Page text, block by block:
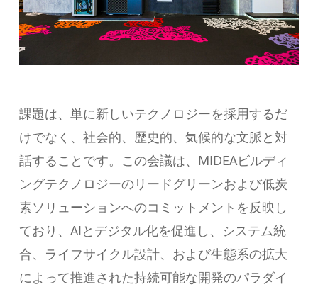
課題は、単に新しいテクノロジーを採用するだ
けでなく、社会的、歴史的、気候的な文脈と対
話することです。この会議は、MIDEAビルディ
ングテクノロジーのリードグリーンおよび低炭
素ソリューションへのコミットメントを反映し
ており、AIとデジタル化を促進し、システム統
合、ライフサイクル設計、および生態系の拡大
によって推進された持続可能な開発のパラダイ